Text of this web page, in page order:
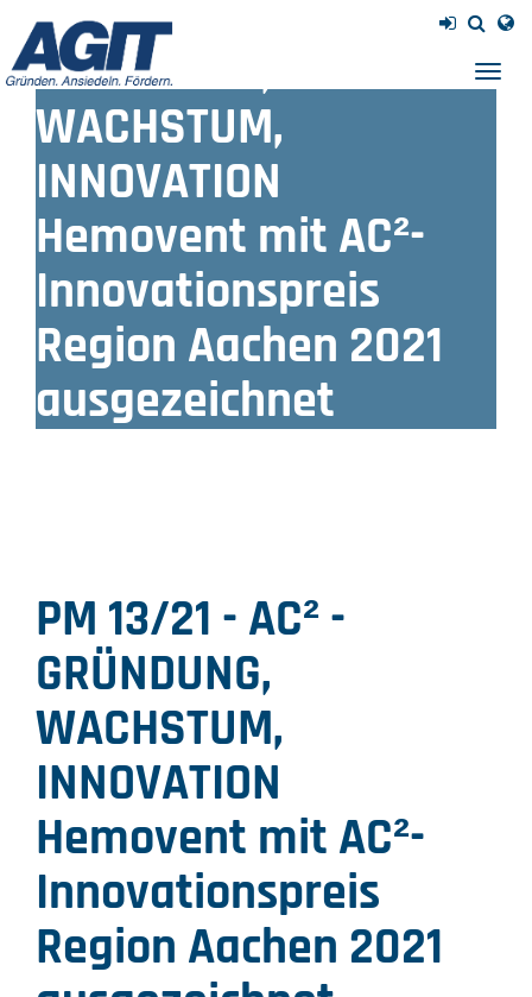
PM 13/21 - AC² -
GRÜNDUNG,
WACHSTUM,
INNOVATION
Hemovent mit AC²-
Innovationspreis
Region Aachen 2021
ausgezeichnet
PM 13/21 - AC² -
GRÜNDUNG,
WACHSTUM,
INNOVATION
Hemovent mit AC²-
Innovationspreis
Region Aachen 2021